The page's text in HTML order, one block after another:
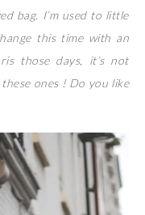
bag. I’m used to little
this time with an
those days, it’s not
ones ! Do you like